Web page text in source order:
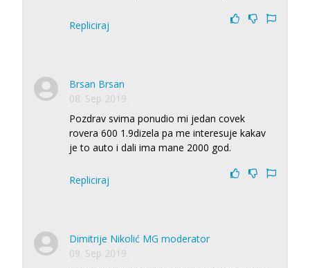
Repliciraj
Brsan Brsan
08. Sep 2019.
Pozdrav svima ponudio mi jedan covek
rovera 600 1.9dizela pa me interesuje kakav
je to auto i dali ima mane 2000 god.
Repliciraj
Dimitrije Nikolić MG moderator
09. Sep 2019.